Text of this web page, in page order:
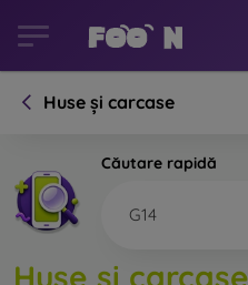
Huse și carcase
Căutare rapidă
G14
Huse și carcase